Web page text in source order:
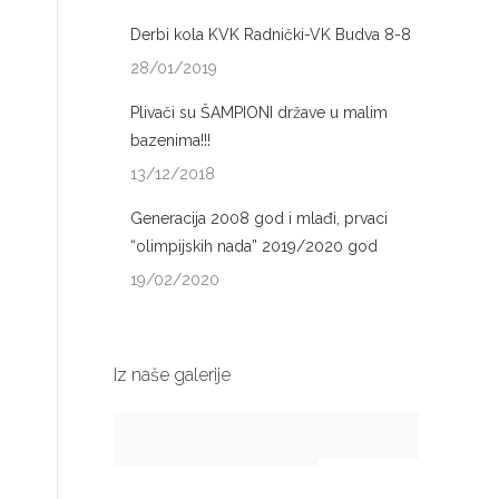
Derbi kola KVK Radnički-VK Budva 8-8
28/01/2019
Plivači su ŠAMPIONI države u malim
bazenima!!!
13/12/2018
Generacija 2008 god i mlađi, prvaci
“olimpijskih nada” 2019/2020 god
19/02/2020
Iz naše galerije